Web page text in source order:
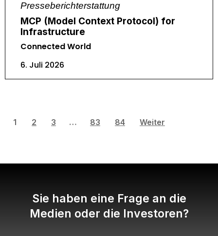
Presseberichterstattung
MCP (Model Context Protocol) for
Infrastructure
Connected World
6. Juli 2026
1 2 3 … 83 84 Weiter
Sie haben eine Frage an die
Medien oder die Investoren?